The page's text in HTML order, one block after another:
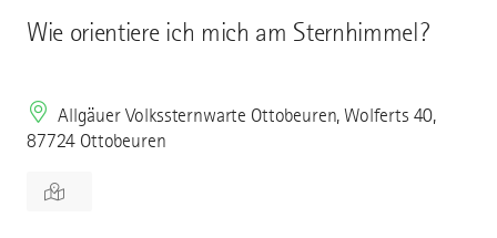
Wie orientiere ich mich am Sternhimmel?
Allgäuer Volkssternwarte Ottobeuren, Wolferts 40,
87724 Ottobeuren